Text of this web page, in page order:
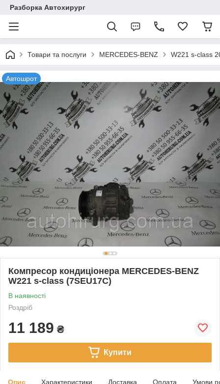
Разборка Автохирург
Товари та послуги MERCEDES-BENZ W221 s-class
Автошрот
Компресор кондиціонера MERCEDES-BENZ
W221 s-class (7SEU17C)
В наявності
Роздріб
11 189 ₴
Купити
Опис Характеристики Доставка Оплата Умови